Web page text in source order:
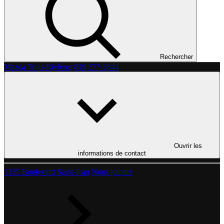
Rechercher
Mazda Trois-Rivières 819 377-5844
Ouvrir les
informations de contact
3135 Boulevard Saint-Jean Nous joindre